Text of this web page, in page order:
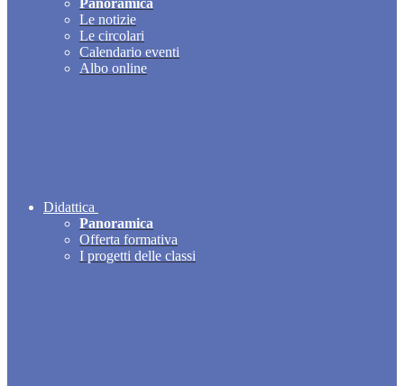
Panoramica
Le notizie
Le circolari
Calendario eventi
Albo online
Didattica
Panoramica
Offerta formativa
I progetti delle classi